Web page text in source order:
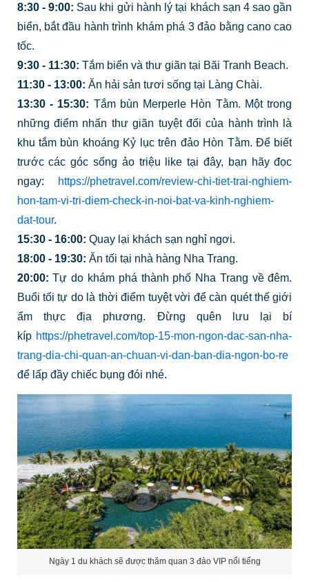
8:30 - 9:00: Sau khi gửi hành lý tại khách sạn 4 sao gần
biển, bắt đầu hành trình khám phá 3 đảo bằng cano cao
tốc.
9:30 - 11:30: Tắm biển và thư giãn tại Bãi Tranh Beach.
11:30 - 13:00: Ăn hải sản tươi sống tại Làng Chài.
13:30 - 15:30: Tắm bùn Merperle Hòn Tằm. Một trong
những điểm nhấn thư giãn tuyệt đối của hành trình là
khu tắm bùn khoáng Kỷ lục trên đảo Hòn Tằm. Để biết
trước các góc sống ảo triệu like tại đây, bạn hãy đọc
ngay: https://phetravel.com/review-chi-tiet-trai-nghiem-
hon-tam-vi-tri-diem-check-in-noi-bat-va-kinh-nghiem-
dat-tour.
15:30 - 16:00: Quay lại khách sạn nghỉ ngơi.
18:00 - 19:30: Ăn tối tại nhà hàng Nha Trang.
20:00: Tự do khám phá thành phố Nha Trang về đêm.
Buổi tối tự do là thời điểm tuyệt vời để càn quét thế giới
ẩm thực địa phương. Đừng quên lưu lại bí
kíp https://phetravel.com/top-15-mon-ngon-dac-san-nha-
trang-dia-chi-quan-an-chuan-vi-dan-ban-dia-ngon-bo-re
để lấp đầy chiếc bụng đói nhé.
Ngày 1 du khách sẽ được thăm quan 3 đảo VIP nổi tiếng